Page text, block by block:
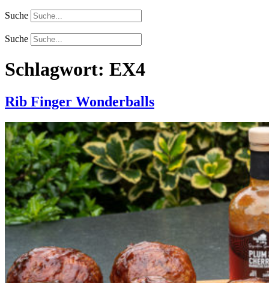
Suche
Suche
Schlagwort: EX4
Rib Finger Wonderballs